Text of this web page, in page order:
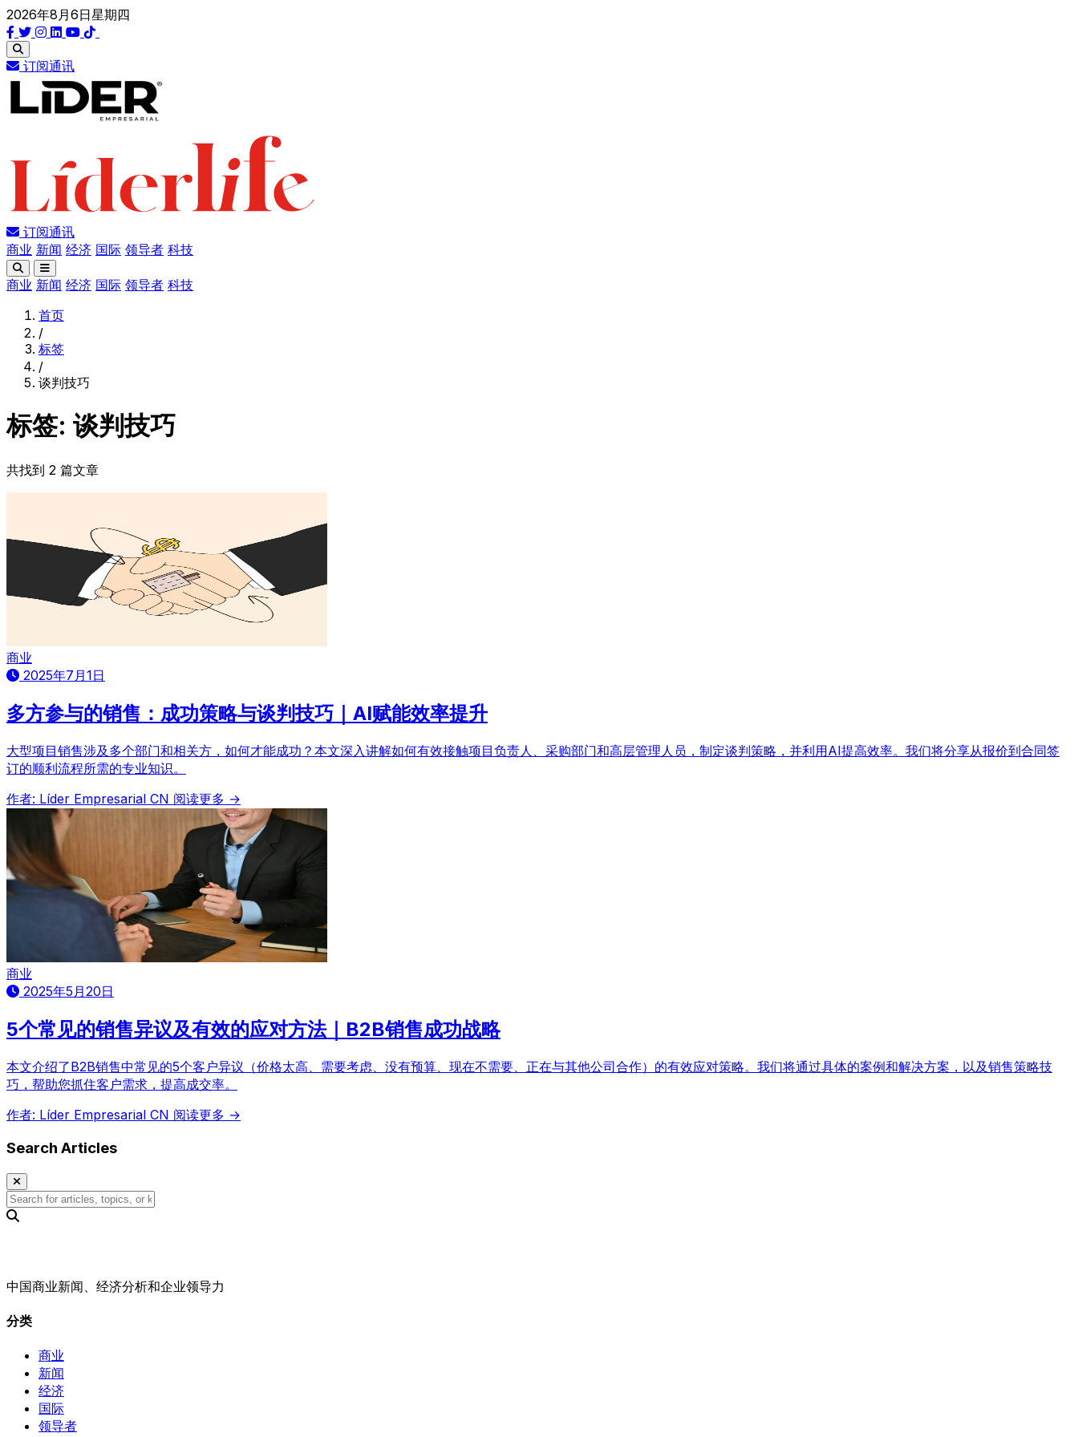
2026年8月6日星期四
订阅通讯
订阅通讯
商业 新闻 经济 国际 领导者 科技
商业 新闻 经济 国际 领导者 科技
首页
/
标签
/
谈判技巧
标签: 谈判技巧
共找到 2 篇文章
商业
2025年7月1日
多方参与的销售：成功策略与谈判技巧｜AI赋能效率提升
大型项目销售涉及多个部门和相关方，如何才能成功？本文深入讲解如何有效接触项目负责人、采购部门和高层管理人员，制定谈判策略，并利用AI提高效率。我们将分享从报价到合同签
订的顺利流程所需的专业知识。
作者: Líder Empresarial CN 阅读更多 →
商业
2025年5月20日
5个常见的销售异议及有效的应对方法｜B2B销售成功战略
本文介绍了B2B销售中常见的5个客户异议（价格太高、需要考虑、没有预算、现在不需要、正在与其他公司合作）的有效应对策略。我们将通过具体的案例和解决方案，以及销售策略技
巧，帮助您抓住客户需求，提高成交率。
作者: Líder Empresarial CN 阅读更多 →
Search Articles
中国商业新闻、经济分析和企业领导力
分类
商业
新闻
经济
国际
领导者